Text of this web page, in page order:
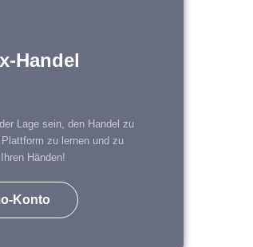
Handel
Lage sein, den Handel zu
zu lernen und zu
Händen!
Konto